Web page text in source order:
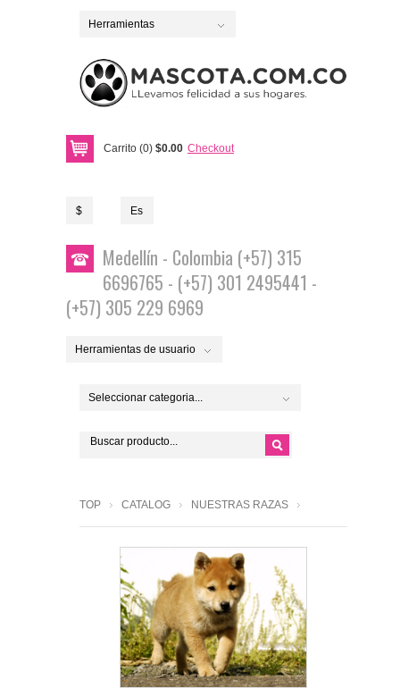
Herramientas
Carrito (0) $0.00 Checkout
$ Es
Medellín - Colombia (+57) 315
6696765 - (+57) 301 2495441 -
(+57) 305 229 6969
Herramientas de usuario
Seleccionar categoria...
TOP CATALOG NUESTRAS RAZAS